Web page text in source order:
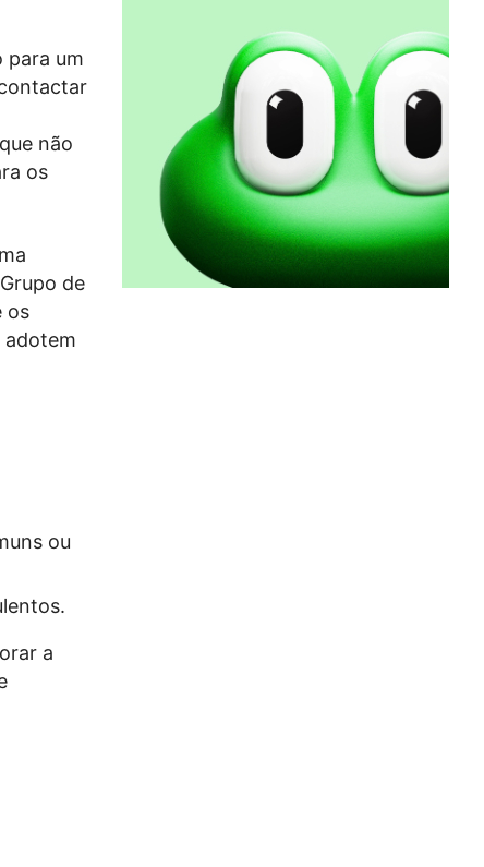
para um
não
os
de
os
adotem
ou
a